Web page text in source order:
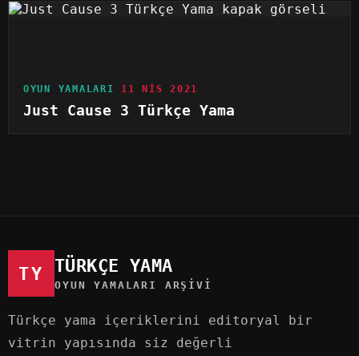
OYUN YAMALARI 11 NIS 2021
Just Cause 3 Türkçe Yama
TY TÜRKÇE YAMA
OYUN YAMALARI ARŞIVI
Türkçe yama içeriklerini editoryal bir
vitrin yapısında siz değerli